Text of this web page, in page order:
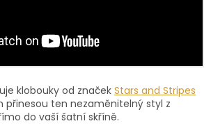
klobouky od značek Stars and Stripes
přinesou ten nezaměnitelný styl z
do vaší šatní skříně.